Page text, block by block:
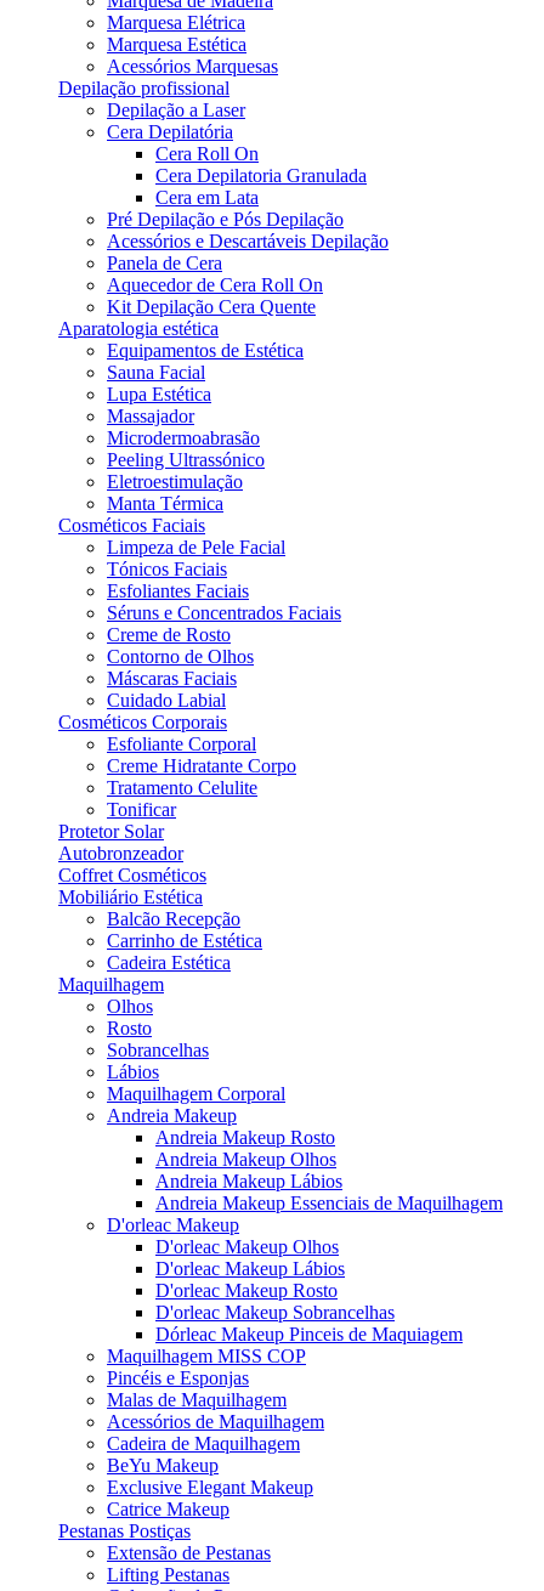
Marquesa Elétrica
Marquesa Estética
Acessórios Marquesas
Depilação profissional
Depilação a Laser
Cera Depilatória
Cera Roll On
Cera Depilatoria Granulada
Cera em Lata
Pré Depilação e Pós Depilação
Acessórios e Descartáveis Depilação
Panela de Cera
Aquecedor de Cera Roll On
Kit Depilação Cera Quente
Aparatologia estética
Equipamentos de Estética
Sauna Facial
Lupa Estética
Massajador
Microdermoabrasão
Peeling Ultrassónico
Eletroestimulação
Manta Térmica
Cosméticos Faciais
Limpeza de Pele Facial
Tónicos Faciais
Esfoliantes Faciais
Séruns e Concentrados Faciais
Creme de Rosto
Contorno de Olhos
Máscaras Faciais
Cuidado Labial
Cosméticos Corporais
Esfoliante Corporal
Creme Hidratante Corpo
Tratamento Celulite
Tonificar
Protetor Solar
Autobronzeador
Coffret Cosméticos
Mobiliário Estética
Balcão Recepção
Carrinho de Estética
Cadeira Estética
Maquilhagem
Olhos
Rosto
Sobrancelhas
Lábios
Maquilhagem Corporal
Andreia Makeup
Andreia Makeup Rosto
Andreia Makeup Olhos
Andreia Makeup Lábios
Andreia Makeup Essenciais de Maquilhagem
D'orleac Makeup
D'orleac Makeup Olhos
D'orleac Makeup Lábios
D'orleac Makeup Rosto
D'orleac Makeup Sobrancelhas
Dórleac Makeup Pinceis de Maquiagem
Maquilhagem MISS COP
Pincéis e Esponjas
Malas de Maquilhagem
Acessórios de Maquilhagem
Cadeira de Maquilhagem
BeYu Makeup
Exclusive Elegant Makeup
Catrice Makeup
Pestanas Postiças
Extensão de Pestanas
Lifting Pestanas